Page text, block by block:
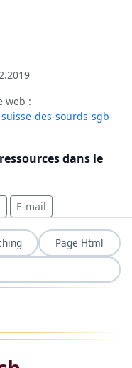
web :
des-sourds-sgb-
dans le
E-mail
Page Html